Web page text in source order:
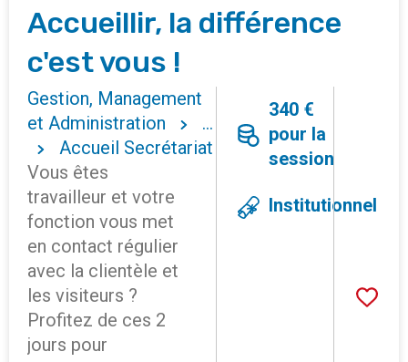
Accueillir, la différence
c'est vous !
Gestion, Management
et Administration
...
Accueil Secrétariat
Vous êtes
travailleur et votre
fonction vous met
en contact régulier
avec la clientèle et
les visiteurs ?
Profitez de ces 2
jours pour
340 €
pour la
session
Institutionnel